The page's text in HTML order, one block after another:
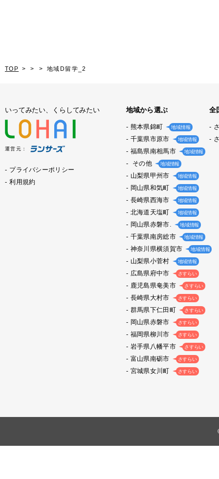
TOP 地域D留学_2
いってみたい、くらしてみたい
運営元：
プライバシーポリシー
利用規約
地域から選ぶ
熊本県錦町 地域情報
千葉県市原市 地域情報
福島県南相馬市 地域情報
その他 地域情報
山梨県甲州市 地域情報
岡山県和気町 地域情報
長崎県西海市 地域情報
北海道天塩町 地域情報
岡山県赤磐市. 地域情報
千葉県南房総市 地域情報
神奈川県横須賀市 地域情報
山梨県小菅村 地域情報
広島県府中市 さすらい
鹿児島県奄美市 さすらい
長崎県大村市 さすらい
群馬県下仁田町 さすらい
岡山県赤磐市 さすらい
福岡県柳川市 さすらい
岩手県八幡平市 さすらい
富山県南砺市 さすらい
宮城県女川町 さすらい
全